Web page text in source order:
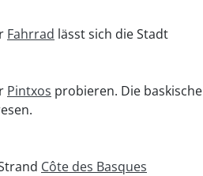
Fahrrad lässt sich die Stadt
Pintxos probieren. Die baskische
Côte des Basques